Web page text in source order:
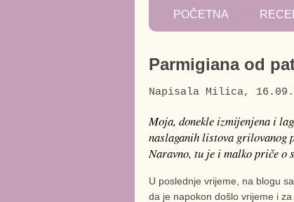
POČETNA
Parmigiana od
Napisala Milica,
Moja, donekle izmijenjena i
naslaganih listova grilovanog
Naravno, tu je i malko priče o
U poslednje vrijeme, na blogu
da je napokon došlo vrijeme i